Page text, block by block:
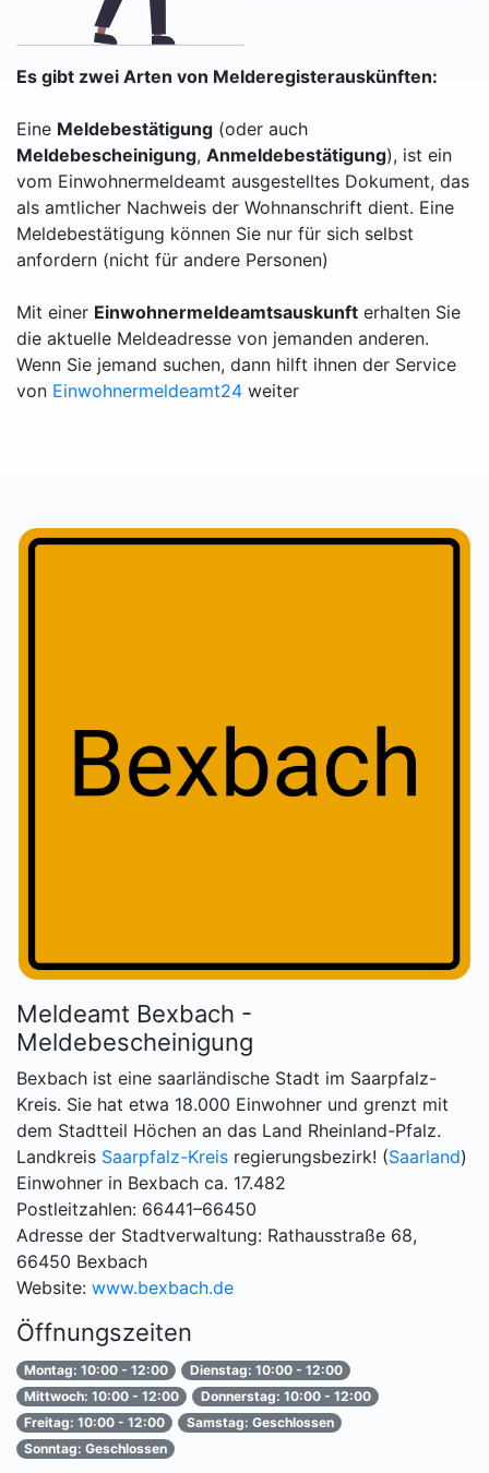
Es gibt zwei Arten von Melderegisterauskünften:
Eine Meldebestätigung (oder auch
Meldebescheinigung, Anmeldebestätigung), ist ein
vom Einwohnermeldeamt ausgestelltes Dokument, das
als amtlicher Nachweis der Wohnanschrift dient. Eine
Meldebestätigung können Sie nur für sich selbst
anfordern (nicht für andere Personen)
Mit einer Einwohnermeldeamtsauskunft erhalten Sie
die aktuelle Meldeadresse von jemanden anderen.
Wenn Sie jemand suchen, dann hilft ihnen der Service
von Einwohnermeldeamt24 weiter
Meldeamt Bexbach -
Meldebescheinigung
Bexbach ist eine saarländische Stadt im Saarpfalz-
Kreis. Sie hat etwa 18.000 Einwohner und grenzt mit
dem Stadtteil Höchen an das Land Rheinland-Pfalz.
Landkreis Saarpfalz-Kreis regierungsbezirk! (Saarland)
Einwohner in Bexbach ca. 17.482
Postleitzahlen: 66441–66450
Adresse der Stadtverwaltung: Rathausstraße 68,
66450 Bexbach
Website: www.bexbach.de
Öffnungszeiten
Montag: 10:00 - 12:00
Dienstag: 10:00 - 12:00
Mittwoch: 10:00 - 12:00
Donnerstag: 10:00 - 12:00
Freitag: 10:00 - 12:00
Samstag: Geschlossen
Sonntag: Geschlossen